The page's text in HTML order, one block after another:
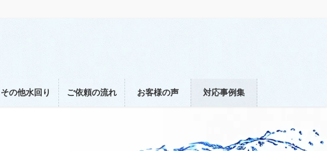
その他水回り ご依頼の流れ お客様の声 対応事例集